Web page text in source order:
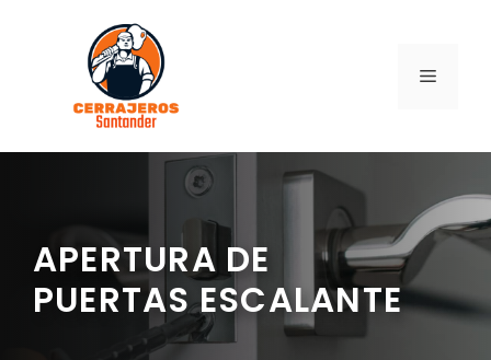
contenido
MENÚ
APERTURA DE
PUERTAS ESCALANTE